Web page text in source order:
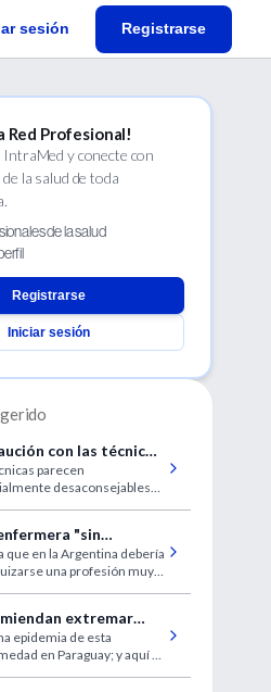
sesión Registrarse
Red Profesional!
IntraMed y conecte con
la salud de toda
de la salud
Registrarse
Iniciar sesión
con las técnicas
de la
en niños
parecen
desaconsejables
"sin
que en la Argentina debería
una profesión muy
extremar
de prevención
el dengue
epidemia de esta
en Paraguay; y aquí ya